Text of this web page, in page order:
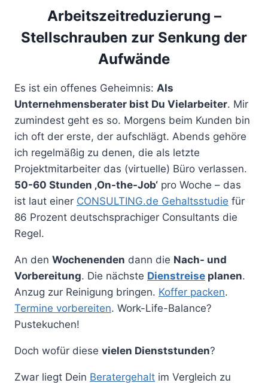
Arbeitszeitreduzierung –
Stellschrauben zur Senkung der
Aufwände
Es ist ein offenes Geheimnis: Als
Unternehmensberater bist Du Vielarbeiter. Mir
zumindest geht es so. Morgens beim Kunden bin
ich oft der erste, der aufschlägt. Abends gehöre
ich regelmäßig zu denen, die als letzte
Projektmitarbeiter das (virtuelle) Büro verlassen.
50-60 Stunden ‚On-the-Job‘ pro Woche – das
ist laut einer CONSULTING.de Gehaltsstudie für
86 Prozent deutschsprachiger Consultants die
Regel.
An den Wochenenden dann die Nach- und
Vorbereitung. Die nächste Dienstreise planen.
Anzug zur Reinigung bringen. Koffer packen.
Termine vorbereiten. Work-Life-Balance?
Pustekuchen!
Doch wofür diese vielen Dienststunden?
Zwar liegt Dein Beratergehalt im Vergleich zu